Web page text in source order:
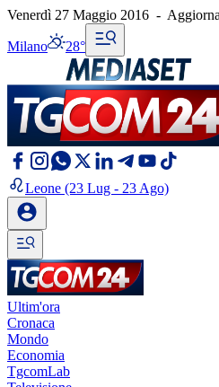
Venerdì 27 Maggio 2016 -
Milano 28°
Leone (23 Lug - 23 Ago)
Ultim'ora
Cronaca
Mondo
Economia
TgcomLab